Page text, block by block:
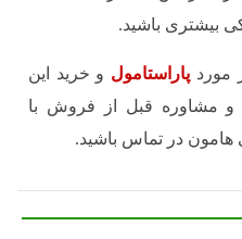
بیشتری باشید.
مورد پاراستامول و خرید این
و مشاوره قبل از فروش با
در تماس باشید.